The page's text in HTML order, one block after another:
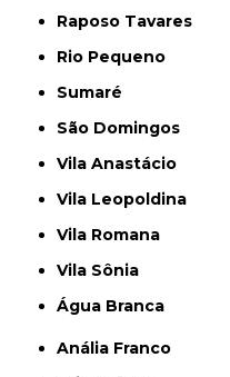
Raposo Tavares
Rio Pequeno
Sumaré
São Domingos
Vila Anastácio
Vila Leopoldina
Vila Romana
Vila Sônia
Água Branca
Anália Franco